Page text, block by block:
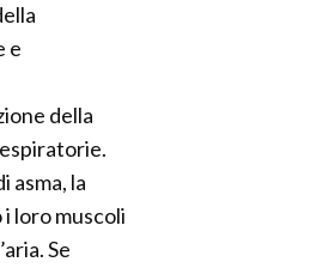
e
della
asma, la
loro muscoli
Se